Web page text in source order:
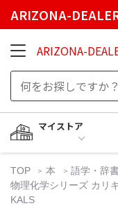
ARIZONA-
ARIZONA-
マイストア
TOP 本 語学・辞
物理化学シリーズ カリ
KALS